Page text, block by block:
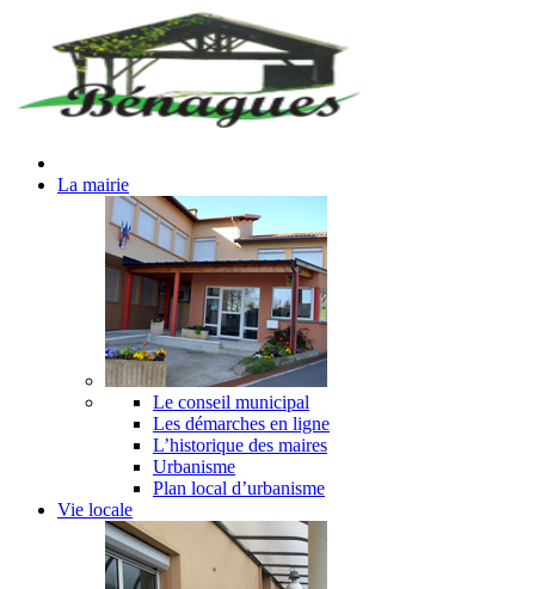
La mairie
Le conseil municipal
Les démarches en ligne
L’historique des maires
Urbanisme
Plan local d’urbanisme
Vie locale